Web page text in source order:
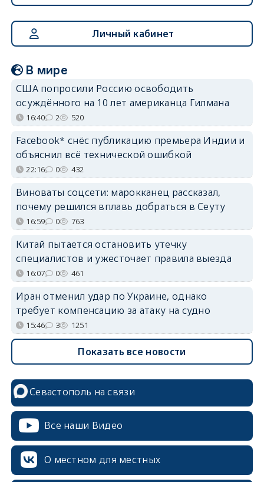
Личный кабинет
В мире
США попросили Россию освободить
осуждённого на 10 лет американца Гилмана
16:40 2 520
Facebook* снёс публикацию премьера Индии и
объяснил всё технической ошибкой
22:16 0 432
Виноваты соцсети: марокканец рассказал,
почему решился вплавь добраться в Сеуту
16:59 0 763
Китай пытается остановить утечку
специалистов и ужесточает правила выезда
16:07 0 461
Иран отменил удар по Украине, однако
требует компенсацию за атаку на судно
15:46 3 1251
Показать все новости
Севастополь на связи
Все наши Видео
О местном для местных